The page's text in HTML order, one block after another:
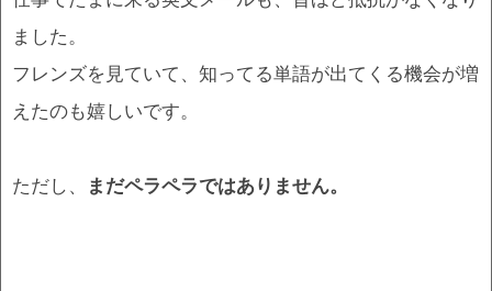
ました。
フレンズを見ていて、知ってる単語が出てくる機会が増
えたのも嬉しいです。
ただし、 まだペラペラではありません。